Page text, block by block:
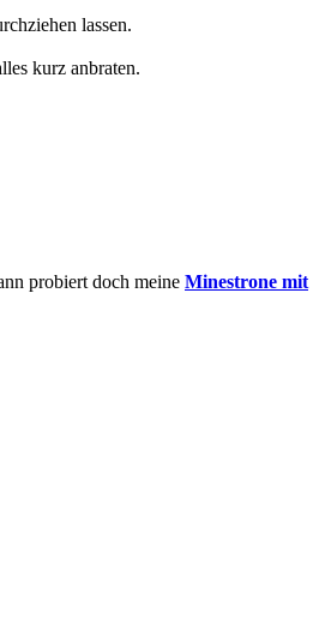
lassen.
kurz anbraten.
probiert doch meine Minestrone mit